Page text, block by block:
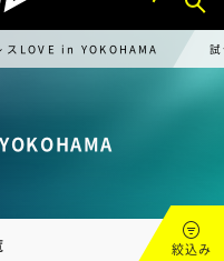
スLOVE in YOKOHAMA
絞込み